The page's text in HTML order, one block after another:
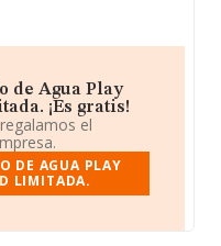
de Agua Play
¡Es gratis!
el
DE AGUA PLAY
LIMITADA.